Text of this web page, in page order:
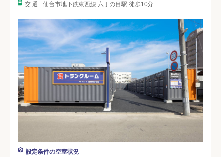
交 通 仙台市地下鉄東西線 六丁の目駅 徒歩10分
設定条件の空室状況